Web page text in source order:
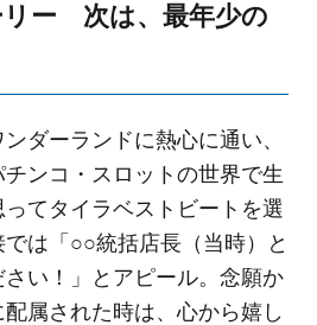
リー 次は、最年少の
ダーランドに熱心に通い、
ンコ・スロットの世界で生
てタイラベストビートを選
は「○○統括店長（当時）と
い！」とアピール。念願か
属された時は、心から嬉し